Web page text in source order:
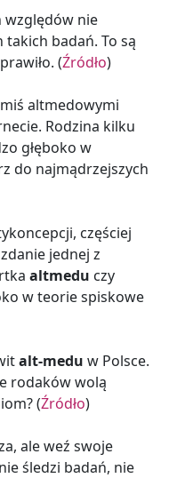
względów nie
badań. To są
(Źródło)
altmedowymi
Rodzina kilku
głęboko w
do najmądrzejszych
częściej
jednej z
altmedu czy
w teorie spiskowe
alt-medu w Polsce.
rodaków wolą
(Źródło)
ale weź swoje
śledzi badań, nie